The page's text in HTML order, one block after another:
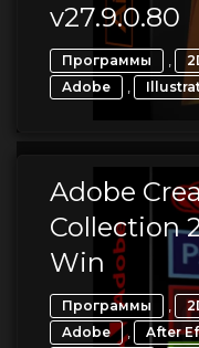
v27.9.0.80
Программы ,
Adobe ,
Adobe
Collection
Win
Программы ,
Adobe , After